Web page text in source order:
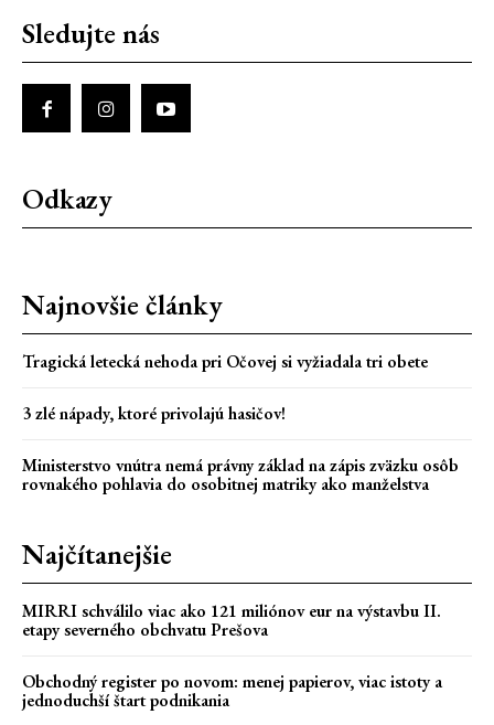
Sledujte nás
Odkazy
Najnovšie články
Tragická letecká nehoda pri Očovej si vyžiadala tri obete
3 zlé nápady, ktoré privolajú hasičov!
Ministerstvo vnútra nemá právny základ na zápis zväzku osôb
rovnakého pohlavia do osobitnej matriky ako manželstva
Najčítanejšie
MIRRI schválilo viac ako 121 miliónov eur na výstavbu II.
etapy severného obchvatu Prešova
Obchodný register po novom: menej papierov, viac istoty a
jednoduchší štart podnikania